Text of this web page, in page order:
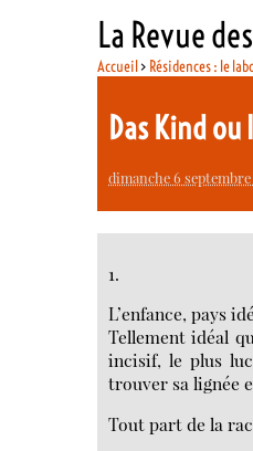
La Revue
Accueil> Résidences : le
Das Kind
dimanche 6
1.
L’enfance, pays
Tellement idéal
incisif, le plus
trouver sa lignée
Tout part de la